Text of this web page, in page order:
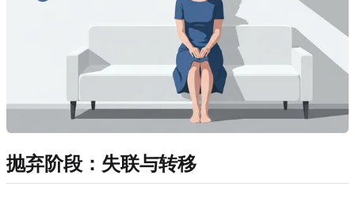
抛弃阶段：失联与转移